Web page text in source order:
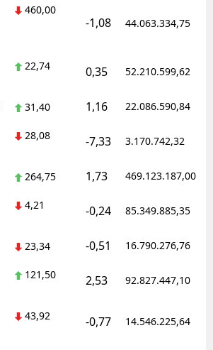
460,00
-1,08 44.063.334,75
22,74 0,35 52.210.599,62
31,40 1,16 22.086.590,84
28,08 -7,33 3.170.742,32
264,75 1,73 469.123.187,00
4,21 -0,24 85.349.885,35
23,34 -0,51 16.790.276,76
121,50 2,53 92.827.447,10
43,92 -0,77 14.546.225,64